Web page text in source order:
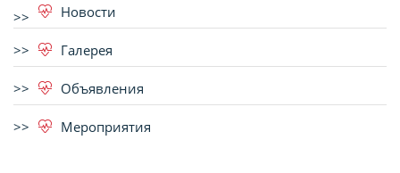
Новости
Галерея
Объявления
Мероприятия